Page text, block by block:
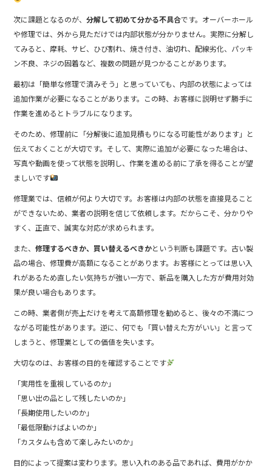
次に課題となるのが、分解して初めて分かる不具合です。オーバーホール
や修理では、外から見ただけでは内部状態が分かりません。実際に分解し
てみると、摩耗、サビ、ひび割れ、焼き付き、油切れ、配線劣化、パッキ
ン不良、ネジの固着など、複数の問題が見つかることがあります。
最初は「簡単な修理で済みそう」と思っていても、内部の状態によっては
追加作業が必要になることがあります。この時、お客様に説明せず勝手に
作業を進めるとトラブルになります。
そのため、修理前に「分解後に追加見積もりになる可能性があります」と
伝えておくことが大切です。そして、実際に追加が必要になった場合は、
写真や動画を使って状態を説明し、作業を進める前に了承を得ることが望
ましいです
修理業では、信頼が何より大切です。お客様は内部の状態を直接見ること
ができないため、業者の説明を信じて依頼します。だからこそ、分かりや
すく、正直で、誠実な対応が求められます。
また、修理するべきか、買い替えるべきかという判断も課題です。古い製
品の場合、修理費が高額になることがあります。お客様にとっては思い入
れがあるため直したい気持ちが強い一方で、新品を購入した方が費用対効
果が良い場合もあります。
この時、業者側が売上だけを考えて高額修理を勧めると、後々の不満につ
ながる可能性があります。逆に、何でも「買い替えた方がいい」と言って
しまうと、修理業としての価値を失います。
大切なのは、お客様の目的を確認することです
「実用性を重視しているのか」
「思い出の品として残したいのか」
「長期使用したいのか」
「最低限動けばよいのか」
「カスタムも含めて楽しみたいのか」
目的によって提案は変わります。思い入れのある品であれば、費用がかか